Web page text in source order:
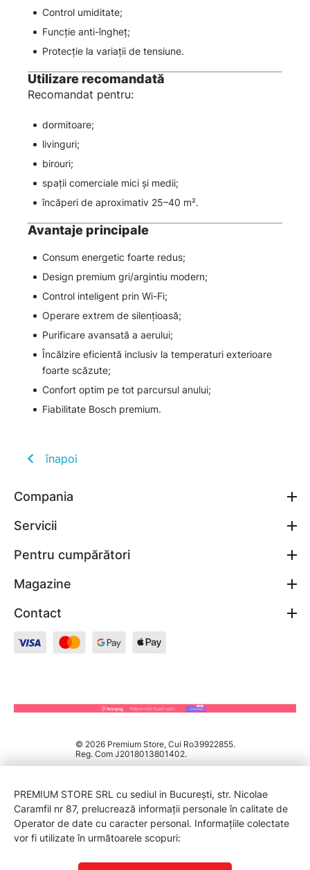
Control umiditate;
Funcție anti-îngheț;
Protecție la variații de tensiune.
Utilizare recomandată
Recomandat pentru:
dormitoare;
livinguri;
birouri;
spații comerciale mici și medii;
încăperi de aproximativ 25–40 m².
Avantaje principale
Consum energetic foarte redus;
Design premium gri/argintiu modern;
Control inteligent prin Wi-Fi;
Operare extrem de silențioasă;
Purificare avansată a aerului;
Încălzire eficientă inclusiv la temperaturi exterioare
foarte scăzute;
Confort optim pe tot parcursul anului;
Fiabilitate Bosch premium.
înapoi
Compania
Servicii
Pentru cumpărători
Magazine
Contact
© 2026 Premium Store, Cui Ro39922855.
Reg. Com J2018013801402.
PREMIUM STORE SRL cu sediul in București, str. Nicolae
Caramfil nr 87, prelucrează informații personale în calitate de
Operator de date cu caracter personal. Informațiile colectate
vor fi utilizate în următoarele scopuri: